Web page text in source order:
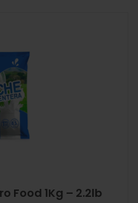
Food 1Kg – 2.2lb